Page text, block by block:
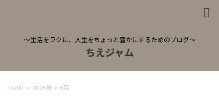
～生活をラクに、人生をちょっと豊かにするためのブログ～
ちえジャム
HOME > 2025年 > 6月